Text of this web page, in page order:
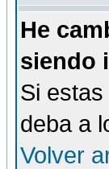
He
siendo
Si
deba a
Volver